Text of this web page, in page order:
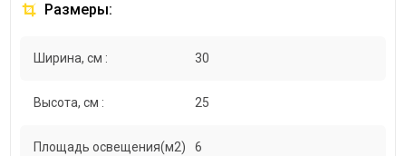
Размеры:
Ширина, см : 30
Высота, см : 25
Площадь освещения(м2)
6